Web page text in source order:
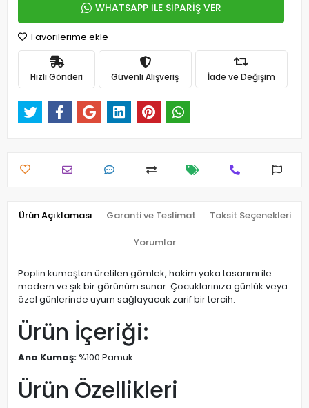
WHATSAPP İLE SİPARİŞ VER
Favorilerime ekle
Hızlı Gönderi Güvenli Alışveriş İade ve Değişim
Ürün Açıklaması Garanti ve Teslimat Taksit Seçenekleri
Yorumlar
Poplin kumaştan üretilen gömlek, hakim yaka tasarımı ile
modern ve şık bir görünüm sunar. Çocuklarınıza günlük veya
özel günlerinde uyum sağlayacak zarif bir tercih.
Ürün İçeriği:
Ana Kumaş: %100 Pamuk
Ürün Özellikleri